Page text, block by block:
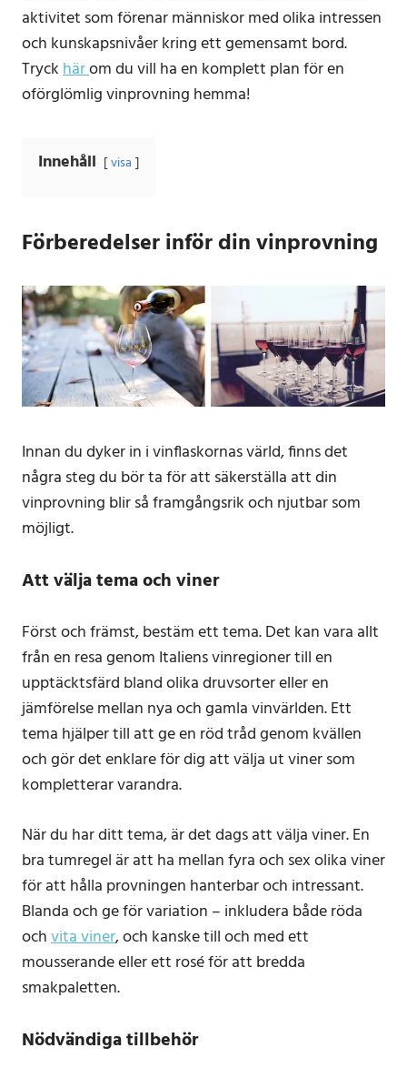
aktivitet som förenar människor med olika intressen
och kunskapsnivåer kring ett gemensamt bord.
Tryckhärom du vill ha en komplett plan för en
oförglömlig vinprovning hemma!
Innehåll visa
Förberedelser inför din vinprovning
Innan du dyker in i vinflaskornas värld, finns det
några steg du bör ta för att säkerställa att din
vinprovning blir så framgångsrik och njutbar som
möjligt.
Att välja tema och viner
Först och främst, bestäm ett tema. Det kan vara allt
från en resa genom Italiens vinregioner till en
upptäcktsfärd bland olika druvsorter eller en
jämförelse mellan nya och gamla vinvärlden. Ett
tema hjälper till att ge en röd tråd genom kvällen
och gör det enklare för dig att välja ut viner som
kompletterar varandra.
När du har ditt tema, är det dags att välja viner. En
bra tumregel är att ha mellan fyra och sex olika viner
för att hålla provningen hanterbar och intressant.
Blanda och ge för variation – inkludera både röda
ochvita viner, och kanske till och med ett
mousserande eller ett rosé för att bredda
smakpaletten.
Nödvändiga tillbehör